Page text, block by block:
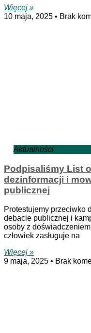
Więcej »
10 maja, 2025
Brak
Aktualności
Podpisaliśmy List
dezinformacji i
publicznej
Protestujemy przeciwko
debacie publicznej i
osoby z
człowiek zasługuje na
Więcej »
9 maja, 2025
Brak